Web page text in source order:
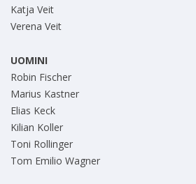
Katja Veit
Verena Veit
UOMINI
Robin Fischer
Marius Kastner
Elias Keck
Kilian Koller
Toni Rollinger
Tom Emilio Wagner